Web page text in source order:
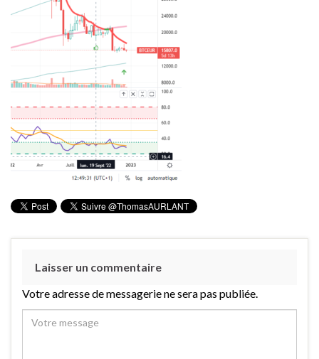
Laisser un commentaire
Votre adresse de messagerie ne sera pas publiée.